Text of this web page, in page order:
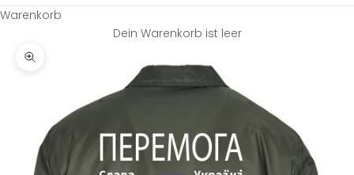
Warenkorb
Dein Warenkorb ist leer
Bild vergrößern